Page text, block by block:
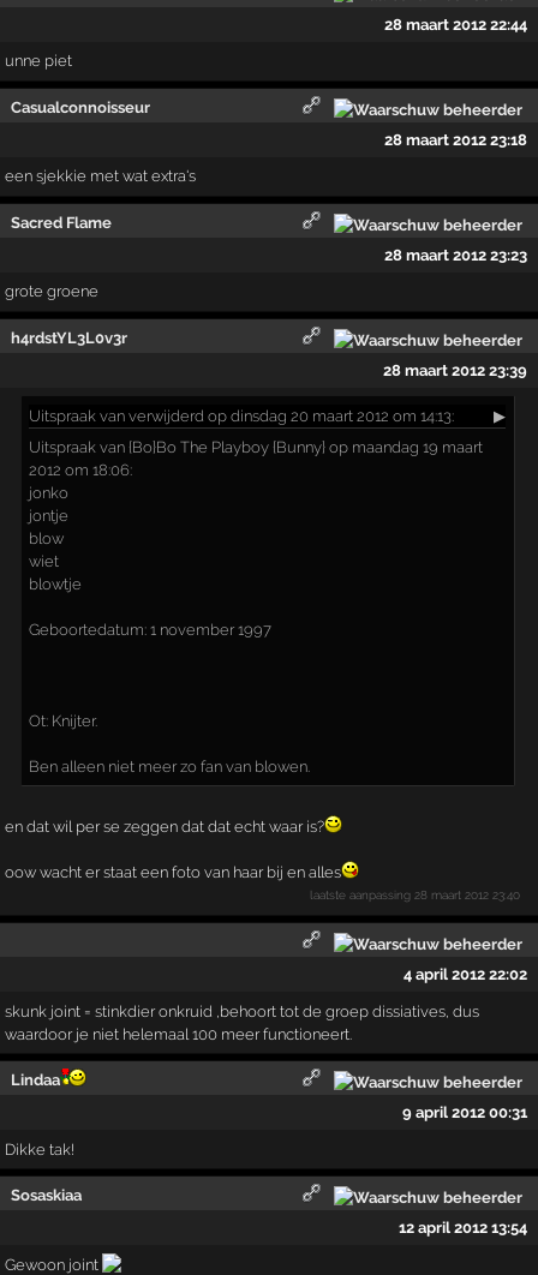
28 maart 2012 22:44
unne piet
Casualconnoisseur
28 maart 2012 23:18
een sjekkie met wat extra's
Sacred Flame
28 maart 2012 23:23
grote groene
h4rdstYL3L0v3r
28 maart 2012 23:39
Uitspraak van verwijderd op dinsdag 20 maart 2012 om 14:13:
▶
Uitspraak van {Bo}Bo The Playboy {Bunny} op maandag 19 maart
2012 om 18:06:
jonko
jontje
blow
wiet
blowtje
Geboortedatum: 1 november 1997
Ot: Knijter.
Ben alleen niet meer zo fan van blowen.
en dat wil per se zeggen dat dat echt waar is?
oow wacht er staat een foto van haar bij en alles
laatste aanpassing28 maart 2012 23:40
4 april 2012 22:02
skunk joint = stinkdier onkruid ,behoort tot de groep dissiatives, dus
waardoor je niet helemaal 100 meer functioneert.
Lindaa
9 april 2012 00:31
Dikke tak!
Sosaskiaa
12 april 2012 13:54
Gewoon joint